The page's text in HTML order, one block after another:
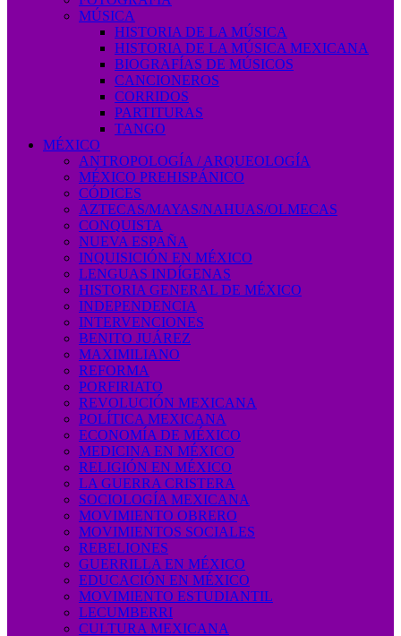
MÚSICA
HISTORIA DE LA MÚSICA
HISTORIA DE LA MÚSICA MEXICANA
BIOGRAFÍAS DE MÚSICOS
CANCIONEROS
CORRIDOS
PARTITURAS
TANGO
MÉXICO
ANTROPOLOGÍA / ARQUEOLOGÍA
MÉXICO PREHISPÁNICO
CÓDICES
AZTECAS/MAYAS/NAHUAS/OLMECAS
CONQUISTA
NUEVA ESPAÑA
INQUISICIÓN EN MÉXICO
LENGUAS INDÍGENAS
HISTORIA GENERAL DE MÉXICO
INDEPENDENCIA
INTERVENCIONES
BENITO JUÁREZ
MAXIMILIANO
REFORMA
PORFIRIATO
REVOLUCIÓN MEXICANA
POLÍTICA MEXICANA
ECONOMÍA DE MÉXICO
MEDICINA EN MÉXICO
RELIGIÓN EN MÉXICO
LA GUERRA CRISTERA
SOCIOLOGÍA MEXICANA
MOVIMIENTO OBRERO
MOVIMIENTOS SOCIALES
REBELIONES
GUERRILLA EN MÉXICO
EDUCACIÓN EN MÉXICO
MOVIMIENTO ESTUDIANTIL
LECUMBERRI
CULTURA MEXICANA